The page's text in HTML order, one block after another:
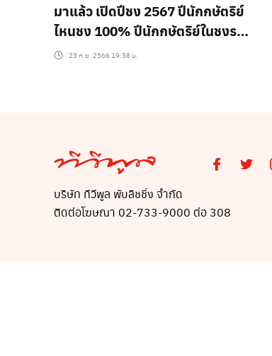
มาแล้ว เปิดปีชง 2567 ปีนักกษัตริย์
ไหนชง 100% ปีนักกษัตริย์ในชงรวม
เช็คเลย!
23 ก.ย. 2566 19:58 น.
บริษัท ทีวีพูล พับลิชชิ่ง จำกัด
ติดต่อโฆษณา 02-733-9000 ต่อ 308